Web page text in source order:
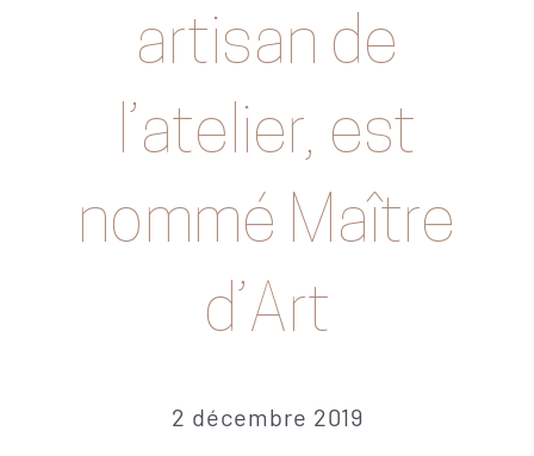
English
artisan de
l’atelier, est
nommé Maître
d’Art
2 décembre 2019